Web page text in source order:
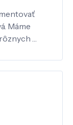
Máme
…